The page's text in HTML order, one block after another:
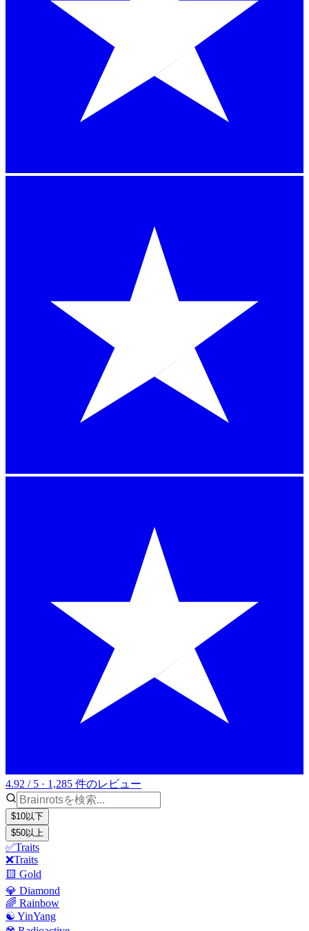
4.92 / 5 · 1,285 件のレビュー
$10以下
$50以上
✅Traits
❌Traits
🟨 Gold
💎 Diamond
🌈 Rainbow
☯️ YinYang